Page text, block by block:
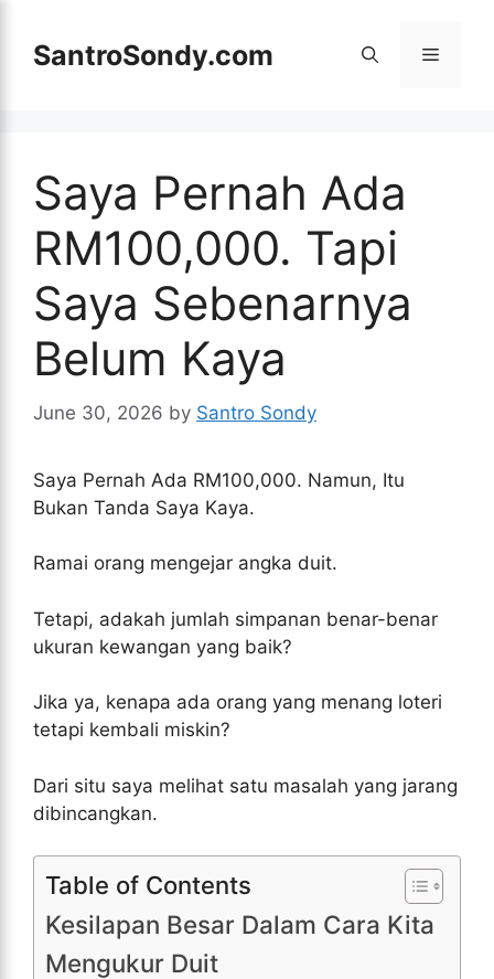
contentSantroSondy.com Menu
Saya Pernah Ada
RM100,000. Tapi
Saya Sebenarnya
Belum Kaya
June 30, 2026 by Santro Sondy
Saya Pernah Ada RM100,000. Namun, Itu
Bukan Tanda Saya Kaya.
Ramai orang mengejar angka duit.
Tetapi, adakah jumlah simpanan benar-benar
ukuran kewangan yang baik?
Jika ya, kenapa ada orang yang menang loteri
tetapi kembali miskin?
Dari situ saya melihat satu masalah yang jarang
dibincangkan.
Table of Contents
Kesilapan Besar Dalam Cara Kita
Mengukur Duit